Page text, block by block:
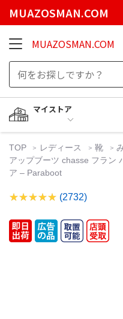
MUAZOSMAN.COM
MUAZOSMAN.COM
マイストア
TOP レディース 靴
アップブーツ chasse フラン
ア – Paraboot
(2732)